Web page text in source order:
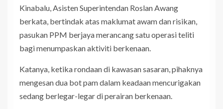
Kinabalu, Asisten Superintendan Roslan Awang
berkata, bertindak atas maklumat awam dan risikan,
pasukan PPM berjaya merancang satu operasi teliti
bagi menumpaskan aktiviti berkenaan.
Katanya, ketika rondaan di kawasan sasaran, pihaknya
mengesan dua bot pam dalam keadaan mencurigakan
sedang berlegar-legar di perairan berkenaan.